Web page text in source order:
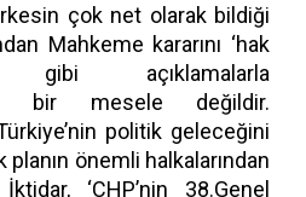
çok net olarak bildiği
Mahkeme kararını ‘hak
açıklamalarla
bir mesele değildir.
politik geleceğini
önemli halkalarından
‘CHP’nin 38.Genel